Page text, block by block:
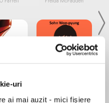
uri
ai mai auzit - mici fișiere
de